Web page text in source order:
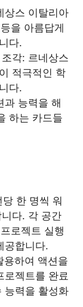
상스 이탈리아
을 아름답게
다.
각: 르네상스
적극적인 학
다.
과 능력을 해
하는 카드들
당 한 명씩 워
다. 각 공간
로젝트 실행
공합니다.
용하여 액션을
로젝트를 완료
능력을 활성화